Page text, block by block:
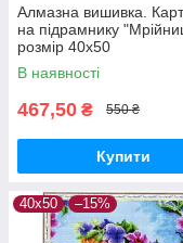
Алмазна вишивка.
на підрамнику
розмір 40х50
В наявності
467,50 ₴ 550 ₴
Купити
40х50 –15%